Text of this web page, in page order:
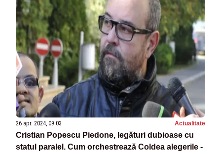
26 apr. 2024, 09:03 Actualitate
Cristian Popescu Piedone, legături dubioase cu
statul paralel. Cum orchestrează Coldea alegerile -